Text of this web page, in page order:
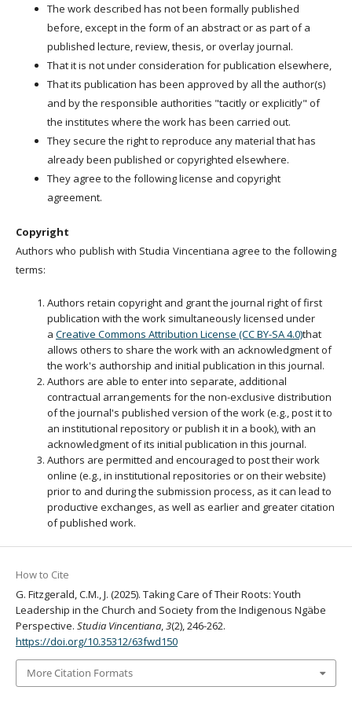
The work described has not been formally published
before, except in the form of an abstract or as part of a
published lecture, review, thesis, or overlay journal.
That it is not under consideration for publication elsewhere,
That its publication has been approved by all the author(s)
and by the responsible authorities "tacitly or explicitly" of
the institutes where the work has been carried out.
They secure the right to reproduce any material that has
already been published or copyrighted elsewhere.
They agree to the following license and copyright
agreement.
Copyright
Authors who publish with Studia Vincentiana agree to the following
terms:
Authors retain copyright and grant the journal right of first
publication with the work simultaneously licensed under
a Creative Commons Attribution License (CC BY-SA 4.0)that
allows others to share the work with an acknowledgment of
the work's authorship and initial publication in this journal.
Authors are able to enter into separate, additional
contractual arrangements for the non-exclusive distribution
of the journal's published version of the work (e.g., post it to
an institutional repository or publish it in a book), with an
acknowledgment of its initial publication in this journal.
Authors are permitted and encouraged to post their work
online (e.g., in institutional repositories or on their website)
prior to and during the submission process, as it can lead to
productive exchanges, as well as earlier and greater citation
of published work.
How to Cite
G. Fitzgerald, C.M., J. (2025). Taking Care of Their Roots: Youth
Leadership in the Church and Society from the Indigenous Ngäbe
Perspective. Studia Vincentiana,3(2), 246-262.
https://doi.org/10.35312/63fwd150
More Citation Formats